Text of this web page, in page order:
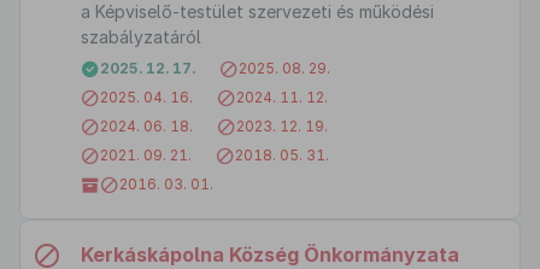
a Képviselő-testület szervezeti és működési
szabályzatáról
2025. 12. 17.
2025. 08. 29.
2025. 04. 16.
2024. 11. 12.
2024. 06. 18.
2023. 12. 19.
2021. 09. 21.
2018. 05. 31.
2016. 03. 01.
Kerkáskápolna Község Önkormányzata